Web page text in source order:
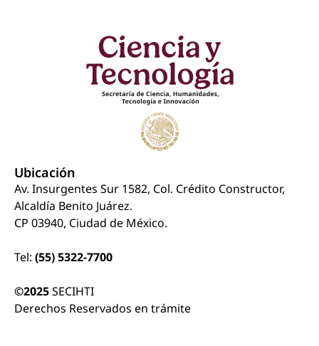
Ubicación
Av. Insurgentes Sur 1582, Col. Crédito Constructor,
Alcaldía Benito Juárez.
CP 03940, Ciudad de México.
Tel: (55) 5322-7700
©2025SECIHTI
Derechos Reservados en trámite